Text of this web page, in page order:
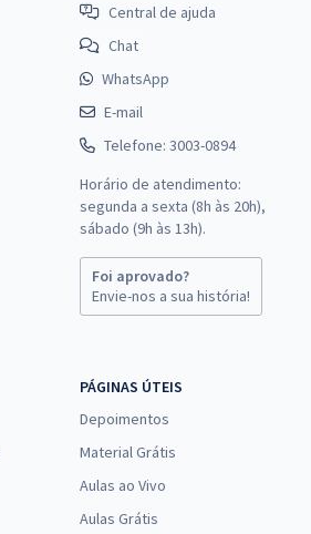
Central de ajuda
Chat
WhatsApp
E-mail
Telefone: 3003-0894
Horário de atendimento:
segunda a sexta (8h às 20h),
sábado (9h às 13h).
Foi aprovado?
Envie-nos a sua história!
PÁGINAS ÚTEIS
Depoimentos
Material Grátis
Aulas ao Vivo
Aulas Grátis